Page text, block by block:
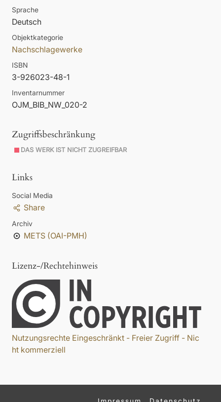
Sprache
Deutsch
Objektkategorie
Nachschlagewerke
ISBN
3-926023-48-1
Inventarnummer
OJM_BIB_NW_020-2
Zugriffsbeschränkung
DAS WERK IST NICHT ZUGREIFBAR
Links
Social Media
Share
Archiv
METS (OAI-PMH)
Lizenz-/Rechtehinweis
Nutzungsrechte Eingeschränkt - Freier Zugriff - Nic
ht kommerziell